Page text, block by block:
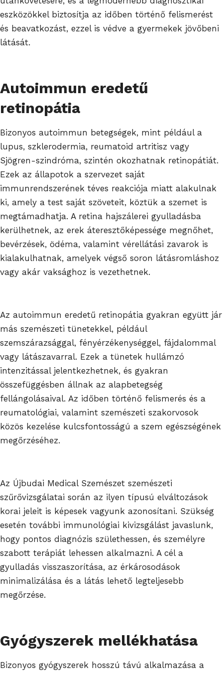
eszközökkel biztosítja az időben történő felismerést
és beavatkozást, ezzel is védve a gyermekek jövőbeni
látását.
Autoimmun eredetű
retinopátia
Bizonyos autoimmun betegségek, mint például a
lupus, szklerodermia, reumatoid artritisz vagy
Sjögren-szindróma, szintén okozhatnak retinopátiát.
Ezek az állapotok a szervezet saját
immunrendszerének téves reakciója miatt alakulnak
ki, amely a test saját szöveteit, köztük a szemet is
megtámadhatja. A retina hajszálerei gyulladásba
kerülhetnek, az erek áteresztőképessége megnőhet,
bevérzések, ödéma, valamint vérellátási zavarok is
kialakulhatnak, amelyek végső soron látásromláshoz
vagy akár vaksághoz is vezethetnek.
Az autoimmun eredetű retinopátia gyakran együtt jár
más szemészeti tünetekkel, például
szemszárazsággal, fényérzékenységgel, fájdalommal
vagy látászavarral. Ezek a tünetek hullámzó
intenzitással jelentkezhetnek, és gyakran
összefüggésben állnak az alapbetegség
fellángolásaival. Az időben történő felismerés és a
reumatológiai, valamint szemészeti szakorvosok
közös kezelése kulcsfontosságú a szem egészségének
megőrzéséhez.
Az Újbudai Medical Szemészet szemészeti
szűrővizsgálatai során az ilyen típusú elváltozások
korai jeleit is képesek vagyunk azonosítani. Szükség
esetén további immunológiai kivizsgálást javaslunk,
hogy pontos diagnózis születhessen, és személyre
szabott terápiát lehessen alkalmazni. A cél a
gyulladás visszaszorítása, az érkárosodások
minimalizálása és a látás lehető legteljesebb
megőrzése.
Gyógyszerek mellékhatása
Bizonyos gyógyszerek hosszú távú alkalmazása a